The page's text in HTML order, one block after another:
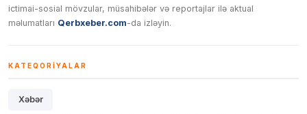
ictimai-sosial mövzular, müsahibələr və reportajlar ilə aktual
məlumatları Qerbxeber.com-da izləyin.
KATEQORIYALAR
Xəbər